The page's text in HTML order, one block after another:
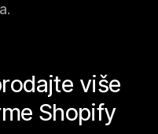
više
Shopify